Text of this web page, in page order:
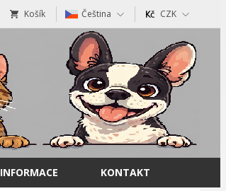
Košík Čeština CZK
INFORMACE KONTAKT